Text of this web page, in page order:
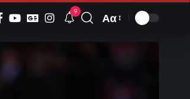
9
Font
Resizer
Αα